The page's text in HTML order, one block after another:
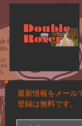
Double
Roxer
最新情報をメール
登録は無料です。